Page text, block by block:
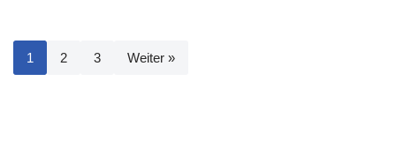
1 2 3 Weiter »